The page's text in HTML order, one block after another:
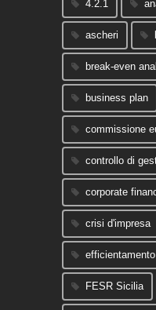
4.2.1
ascheri
break-even
business plan
commissione
controllo di
corporate
crisi d'impresa
FESR Sicilia